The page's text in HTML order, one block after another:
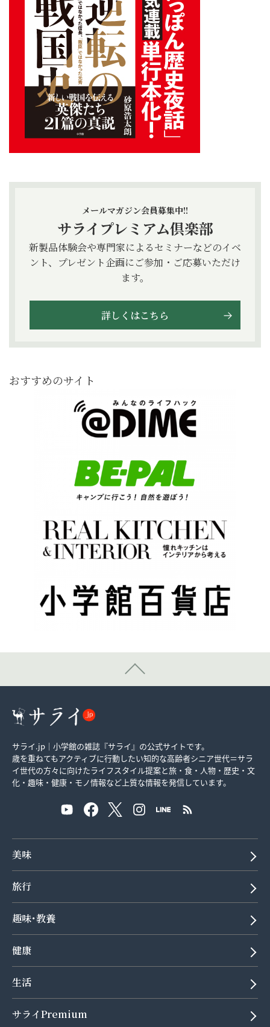
メールマガジン会員募集中!!
サライプレミアム倶楽部
新製品体験会や専門家によるセミナーなどのイベ
ント、プレゼント企画にご参加・ご応募いただけ
ます。
詳しくはこちら
おすすめのサイト
サライ.jp｜小学館の雑誌『サライ』の公式サイトです。
歳を重ねてもアクティブに行動したい知的な高齢者シニア世代＝サラ
イ世代の方々に向けたライフスタイル提案と旅・食・人物・歴史・文
化・趣味・健康・モノ情報など上質な情報を発信しています。
美味
旅行
趣味･教養
健康
生活
サライPremium